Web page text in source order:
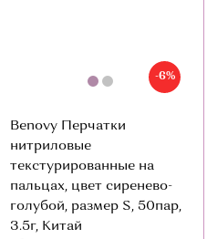
-6%
Benovy Перчатки
нитриловые
текстурированные на
пальцах, цвет сиренево-
голубой, размер S, 50пар,
3.5г, Китай